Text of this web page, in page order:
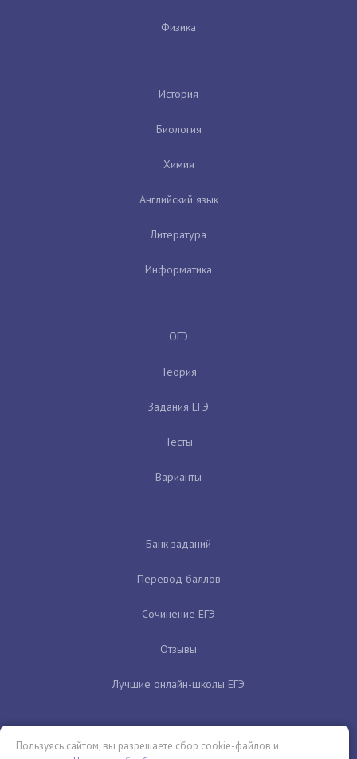
Физика
История
Биология
Химия
Английский язык
Литература
Информатика
ОГЭ
Теория
Задания ЕГЭ
Тесты
Варианты
Банк заданий
Перевод баллов
Сочинение ЕГЭ
Отзывы
Лучшие онлайн-школы ЕГЭ
Пользуясь сайтом, вы разрешаете сбор cookie-файлов и